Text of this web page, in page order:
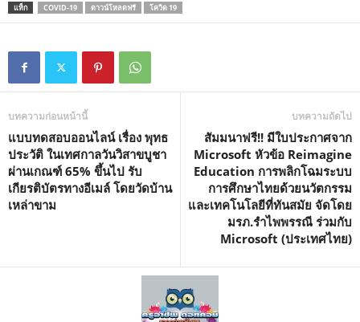
แท็ก COVID-19 ดาวน์โหลดฟรี โควิด 19
บทความก่อนหน้านี้
แบบทดสอบออนไลน์ เรื่อง พุทธ
ประวัติ ในเทศกาลวันวิสาขบูชา
ผ่านเกณฑ์ 65% ขึ้นไป รับ
เกียรติบัตรทางอีเมล์ โดยวัดบ้าน
เหล่าขาม
บทความถัดไป
สัมมนาฟรี!! มีใบประกาศจาก
Microsoft หัวข้อ Reimagine
Education การพลิกโฉมระบบ
การศึกษาไทยด้วยนวัตกรรม
และเทคโนโลยีที่ทันสมัย จัดโดย
มรภ.รำไพพรรณี ร่วมกับ
Microsoft (ประเทศไทย)